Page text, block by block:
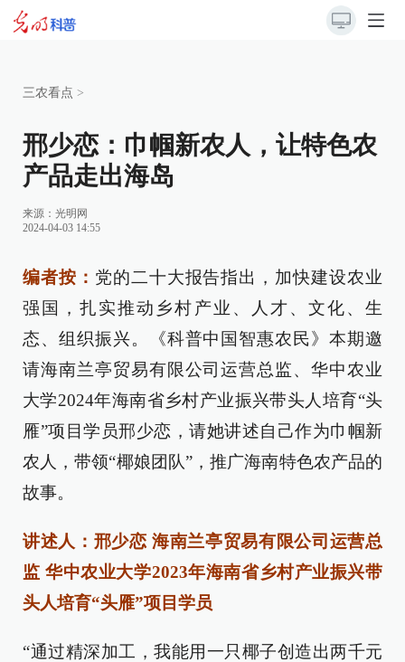
三农看点 >
邢少恋：巾帼新农人，让特色农
产品走出海岛
来源： 光明网
2024-04-03 14:55
编者按： 党的二十大报告指出，加快建设农业
强国，扎实推动乡村产业、人才、文化、生
态、组织振兴。《科普中国智惠农民》本期邀
请海南兰亭贸易有限公司运营总监、华中农业
大学2024年海南省乡村产业振兴带头人培育“头
雁”项目学员邢少恋，请她讲述自己作为巾帼新
农人，带领“椰娘团队”，推广海南特色农产品的
故事。
讲述人：邢少恋 海南兰亭贸易有限公司运营总
监 华中农业大学2023年海南省乡村产业振兴带
头人培育“头雁”项目学员
“通过精深加工，我能用一只椰子创造出两千元